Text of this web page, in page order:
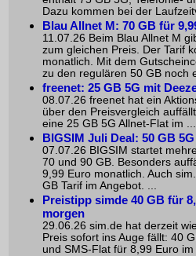
Dazu kommen bei der
Blau Allnet M: 70 GB für
11.07.26 Beim Blau Allnet M
zum gleichen Preis. Der Tarif
monatlich. Mit dem
zu den regulären 50 GB noch
freenet: 25 GB 5G mit
08.07.26 freenet hat ein
über den Preisvergleich
eine 25 GB 5G Allnet-Flat im ...
BIGSIM Juli Deal: 50 GB
07.07.26 BIGSIM startet
70 und 90 GB. Besonders
9,99 Euro monatlich. Auch
GB Tarif im Angebot. ...
Preistipp simde 40 GB für
morgen
29.06.26 sim.de hat derzeit
Preis sofort ins Auge fällt: 40
und SMS-Flat für 8,99 Euro im